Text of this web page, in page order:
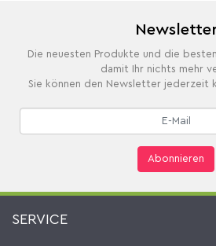
Die neuesten Produkte und die
damit Ihr nichts mehr
Sie können den Newsletter jederzeit
Abonnieren
SERVICE